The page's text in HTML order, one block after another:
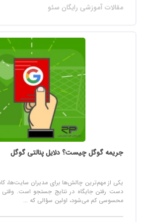
مقالات آموزشی رایگان سئو
جریمه گوگل چیست؟ دلایل پنالتی گوگل
یکی از مهم‌ترین چالش‌ها برای مدیران سایت‌ها،
دست رفتن جایگاه در نتایج جستجو است.
محسوسی کم می‌شود، اولین سؤالی که ...